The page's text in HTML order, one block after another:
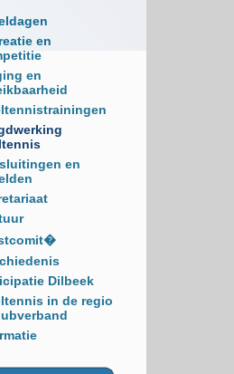
en
en
en
Dilbeek
in de regio